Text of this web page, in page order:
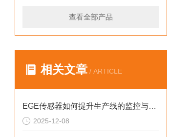
查看全部产品
相关文章 / ARTICLE
EGE传感器如何提升生产线的监控与管理效率？
2025-12-08